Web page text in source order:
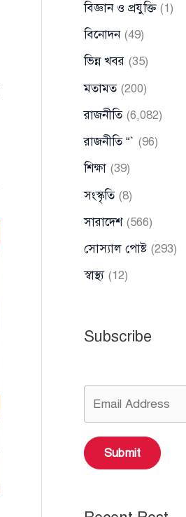
বিজ্ঞান ও প্রযুক্তি(1)
বিনোদন(49)
ভিন্ন খবর (35)
মতামত(200)
রাজনীতি(6,082)
রাজনীতি “` (96)
শিক্ষা (39)
সংস্কৃতি(8)
সারাদেশ(566)
সোস্যাল পোষ্ট (293)
স্বাস্থ্য (12)
Subscribe
Submit